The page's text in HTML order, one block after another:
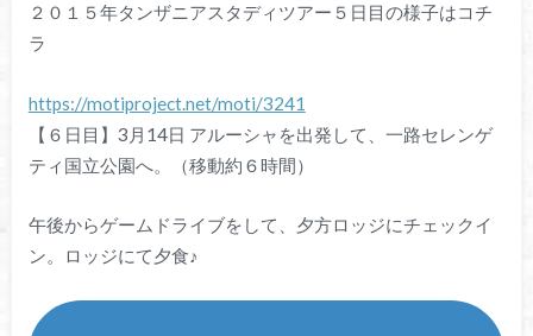
２０１５年タンザニアスタディツアー５日目の様子はコチ
ラ
https://motiproject.net/moti/3241
【６日目】3月14日 アルーシャを出発して、一路セレンゲ
ティ国立公園へ。（移動約６時間）
午後からゲームドライブをして、夕方ロッジにチェックイ
ン。ロッジにて夕食♪